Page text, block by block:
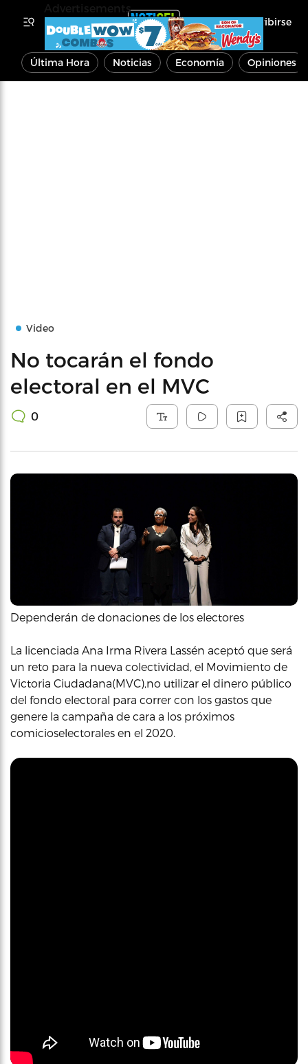
Inscribirse
Última Hora Noticias Economía Opiniones
Video
No tocarán el fondo
electoral en el MVC
0
Dependerán de donaciones de los electores
La licenciada Ana Irma Rivera Lassén aceptó que será
un reto para la nueva colectividad, el Movimiento de
Victoria Ciudadana(MVC),no utilizar el dinero público
del fondo electoral para correr con los gastos que
genere la campaña de cara a los próximos
comicioselectorales en el 2020.
Advertisements